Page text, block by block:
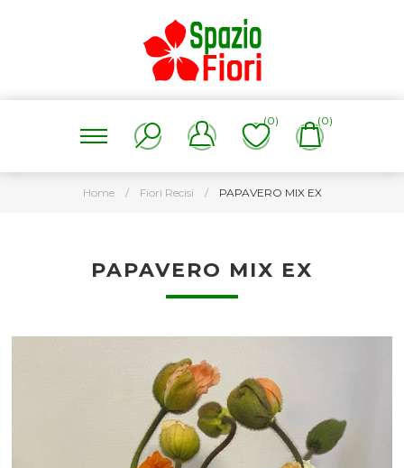
(0) (0)
Home / Fiori Recisi / PAPAVERO MIX EX
PAPAVERO MIX EX